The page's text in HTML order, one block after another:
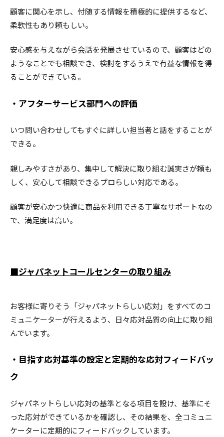
顧客に関心を示し、付随する情報を積極的に提供するなど、
柔軟性もあり頼もしい。
安心感を与えながら会話を発展させているので、顧客はどの
ようなことでも相談でき、検討をするうえで有益な情報を得
ることができている。
・アフターサービス部門への評価
いつ問い合わせしてもすぐに詳しい担当者と話をすることが
できる。
親しみやすさがあり、集中して解決に取り組む誠実さが頼も
しく、安心して相談できるプロらしい対応である。
顧客が安心かつ快適に商品を利用できる丁寧なサポートなの
で、満足度は高い。
■ジャパネットコールセンターの取り組み
お客様に寄りそう「ジャパネットらしい応対」をすべてのコ
ミュニケーターが行えるよう、日々応対品質の向上に取り組
んでいます。
・目指す応対基準の設定と定期的な応対フィードバッ
ク
ジャパネットらしい応対の基準となる項目を設け、基準にそ
った応対ができているかを確認し、その結果を、全コミュニ
ケーターに定期的にフィードバックしています。